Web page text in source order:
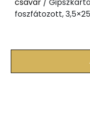
foszfátozott, 3,5×25